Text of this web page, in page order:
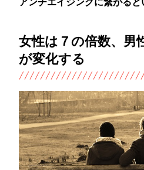
女性は７の倍数、男
が変化する